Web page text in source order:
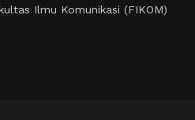
Ilmu Komunikasi (FIKOM)